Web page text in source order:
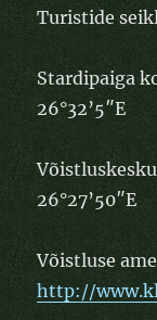
Turistide
Stardipaiga
26°32’5″E
26°27’50″E
Võistluse
http://